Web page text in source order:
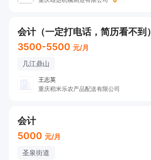
会计（一定打电话，简历看不到）
3500-5500 元/月
几江鼎山
王志英
重庆稻米乐农产品配送有限公司
会计
5000 元/月
圣泉街道